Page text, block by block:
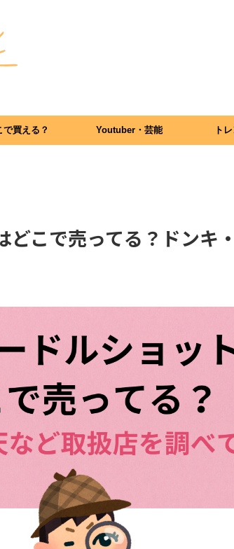
で買える？ Youtuber・芸能 ト
どこで売ってる？ドンキ